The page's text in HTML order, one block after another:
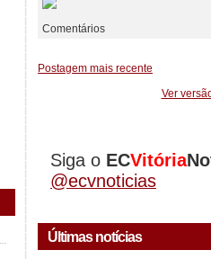
Comentários
Postagem mais recente
Ver
Siga o ECVitória
@ecvnoticias
Últimas notícias